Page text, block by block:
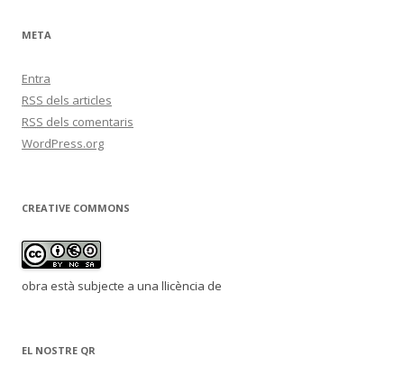
META
Entra
RSS dels articles
RSS dels comentaris
WordPress.org
CREATIVE COMMONS
obra està subjecte a una llicència de
EL NOSTRE QR